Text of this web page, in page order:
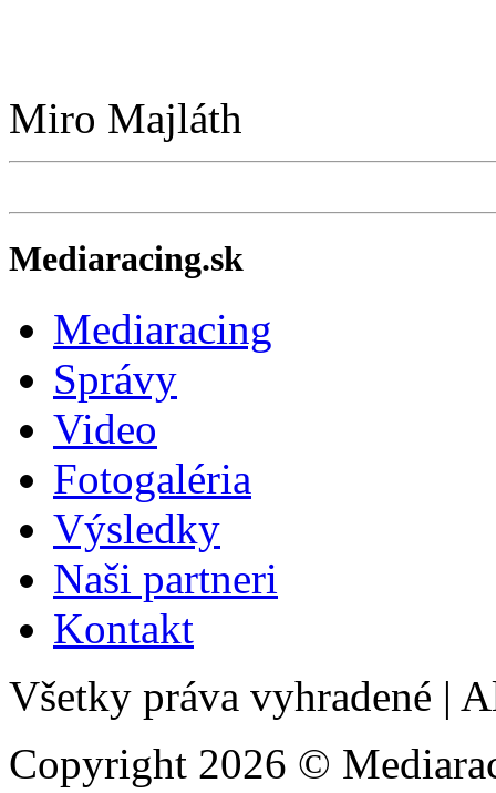
Miro Majláth
Mediaracing.sk
Mediaracing
Správy
Video
Fotogaléria
Výsledky
Naši partneri
Kontakt
Všetky práva vyhradené |
Copyright 2026 ©